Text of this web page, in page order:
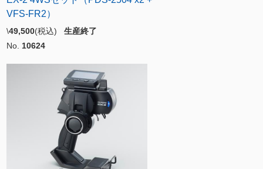
VFS-FR2）
\49,500(税込) 生産終了
No. 10624